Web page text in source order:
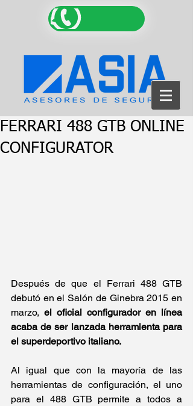
FERRARI 488 GTB ONLINE
CONFIGURATOR
Después de que el Ferrari 488 GTB
debutó en el Salón de Ginebra 2015 en
marzo, el oficial configurador en línea
acaba de ser lanzada herramienta para
el superdeportivo italiano.
Al igual que con la mayoría de las
herramientas de configuración, el uno
para el 488 GTB permite a todos a